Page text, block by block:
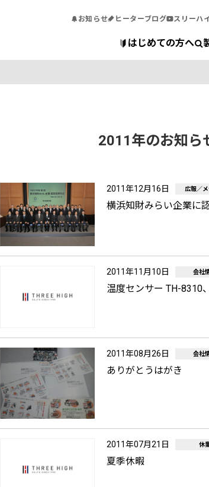
はじめての方へ
お知らせ ヒーターブログ スリーハ
2011年のお知ら
2011年12月16日 広報／
横浜知財みらい企業に
2011年11月10日 会社
温度センサー TH-8310
2011年08月26日 会社
ありがとうはがき
2011年07月21日 休
夏季休暇